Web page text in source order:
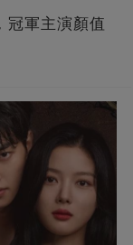
冠軍主演顏值